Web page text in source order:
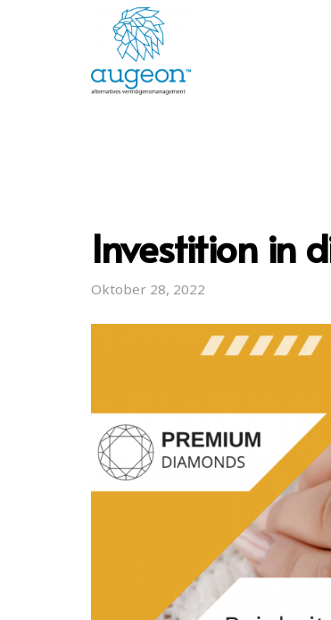
Investition in
Oktober 28, 2022